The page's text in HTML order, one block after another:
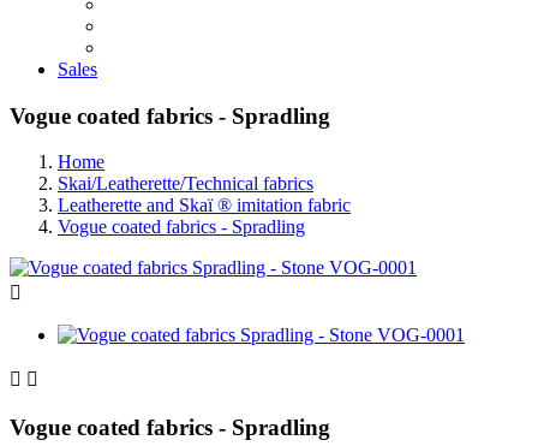
Sales
Vogue coated fabrics - Spradling
Home
Skai/Leatherette/Technical fabrics
Leatherette and Skaï ® imitation fabric
Vogue coated fabrics - Spradling

 
Vogue coated fabrics - Spradling